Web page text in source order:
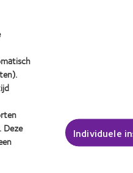
a rating of 88 out of 100; n=90 habitual
and Korea. n=249 (80% strongly agree/
habitual MFCL wearers
Optom Vis Sci. 2005;82(6):467-472.
Individuele